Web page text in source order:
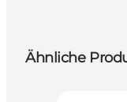
Ähnliche